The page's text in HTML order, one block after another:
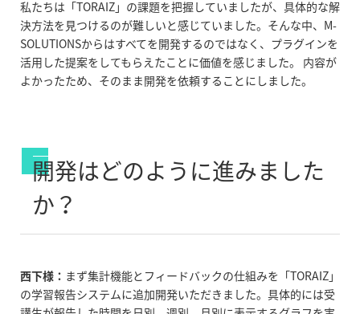
私たちは「TORAIZ」の課題を把握していましたが、具体的な解
決方法を見つけるのが難しいと感じていました。そんな中、M-
SOLUTIONSからはすべてを開発するのではなく、プラグインを
活用した提案をしてもらえたことに価値を感じました。 内容が
よかったため、そのまま開発を依頼することにしました。
開発はどのように進みました
か？
西下様： まず集計機能とフィードバックの仕組みを「TORAIZ」
の学習報告システムに追加開発いただきました。具体的には受